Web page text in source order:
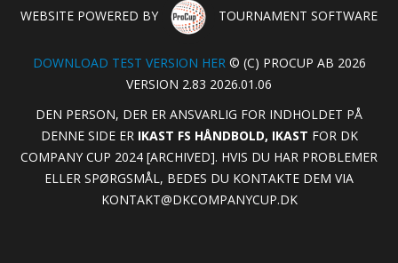
WEBSITE POWERED BY TOURNAMENT SOFTWARE
DOWNLOAD TEST VERSION HER© (C) PROCUP AB 2026
VERSION 2.83 2026.01.06
DEN PERSON, DER ER ANSVARLIG FOR INDHOLDET PÅ
DENNE SIDE ER IKAST FS HÅNDBOLD, IKAST FOR DK
COMPANY CUP 2024 [ARCHIVED]. HVIS DU HAR PROBLEMER
ELLER SPØRGSMÅL, BEDES DU KONTAKTE DEM VIA
KONTAKT@DKCOMPANYCUP.DK